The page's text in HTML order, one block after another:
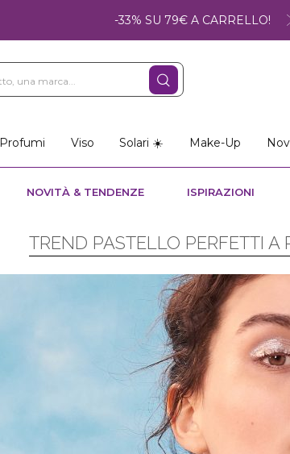
-33% SU 79€ A CARRELLO!
Profumi Viso Solari ☀️ Make-Up
NOVITÀ & TENDENZE ISPIRAZIONI
TREND PASTELLO PERFETTI A